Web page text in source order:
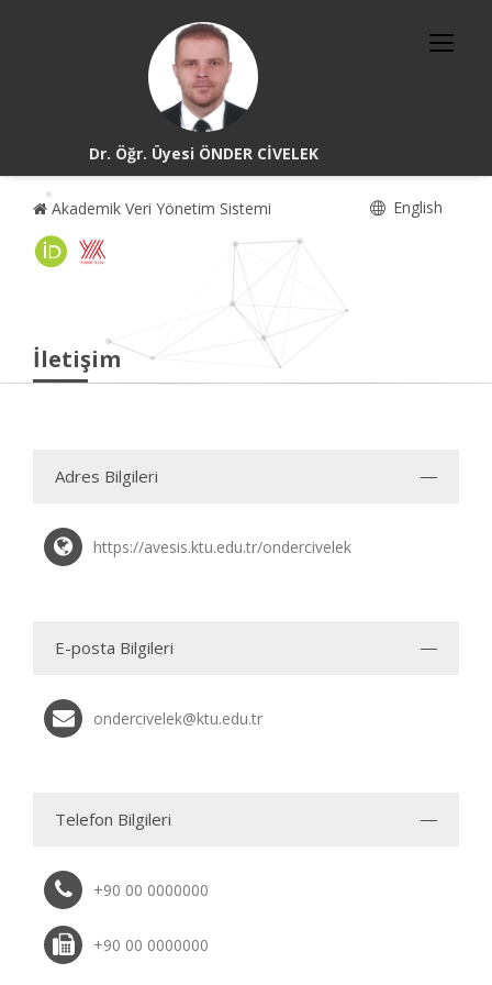
Dr. Öğr. Üyesi ÖNDER CİVELEK
Akademik Veri Yönetim Sistemi English
İletişim
Adres Bilgileri
https://avesis.ktu.edu.tr/ondercivelek
E-posta Bilgileri
ondercivelek@ktu.edu.tr
Telefon Bilgileri
+90 00 0000000
+90 00 0000000